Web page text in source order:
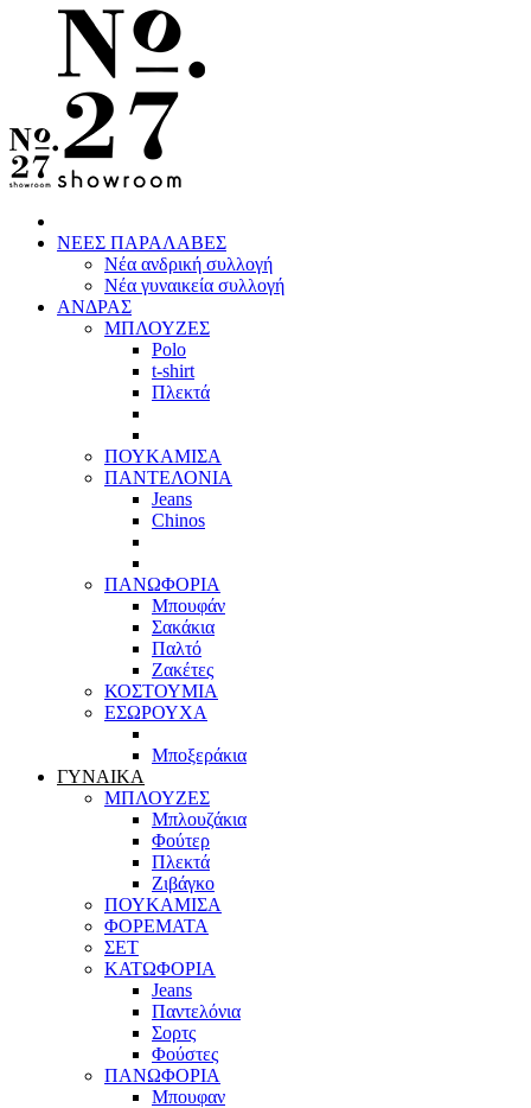
ΝΕΕΣ ΠΑΡΑΛΑΒΕΣ
Νέα ανδρική συλλογή
Νέα γυναικεία συλλογή
ΑΝΔΡΑΣ
ΜΠΛΟΥΖΕΣ
Polo
t-shirt
Πλεκτά
ΠΟΥΚΑΜΙΣΑ
ΠΑΝΤΕΛΟΝΙΑ
Jeans
Chinos
ΠΑΝΩΦΟΡΙΑ
Μπουφάν
Σακάκια
Παλτό
Ζακέτες
ΚΟΣΤΟΥΜΙΑ
ΕΣΩΡΟΥΧΑ
Μποξεράκια
ΓΥΝΑΙΚΑ
ΜΠΛΟΥΖΕΣ
Μπλουζάκια
Φούτερ
Πλεκτά
Ζιβάγκο
ΠΟΥΚΑΜΙΣΑ
ΦΟΡΕΜΑΤΑ
ΣΕΤ
ΚΑΤΩΦΟΡΙΑ
Jeans
Παντελόνια
Σορτς
Φούστες
ΠΑΝΩΦΟΡΙΑ
Μπουφαν